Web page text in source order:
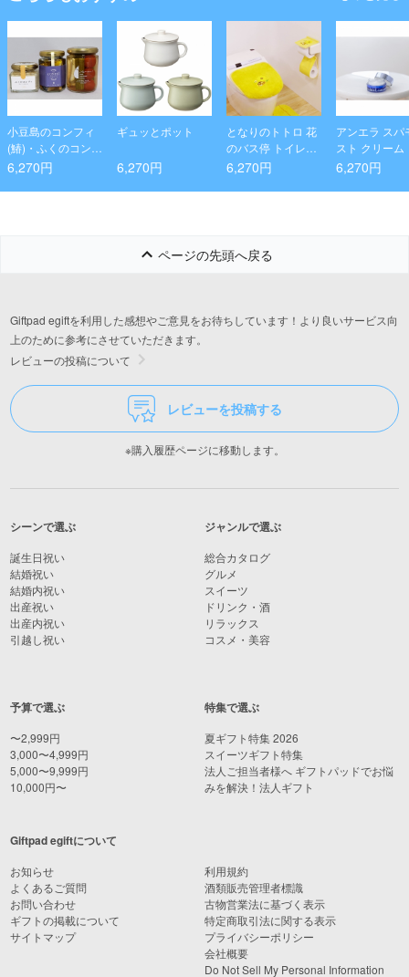
小豆島のコンフィ
(鰆)・ふくのコンフ
ィ(プレーン)・野菜
ピクルス和風MIX)
6,270円
ギュッとポット
6,270円
となりのトトロ 花
のバス停 トイレタ
リー 2点セット
6,270円
アンエラ スパ
スト クリーム
6,270円
ページの先頭へ戻る
Giftpad egiftを利用した感想やご意見をお待ちしています！より良いサービス向
上のために参考にさせていただきます。
レビューの投稿について
レビューを投稿する
※購入履歴ページに移動します。
シーンで選ぶ
誕生日祝い
結婚祝い
結婚内祝い
出産祝い
出産内祝い
引越し祝い
予算で選ぶ
〜2,999円
3,000〜4,999円
5,000〜9,999円
10,000円〜
ジャンルで選ぶ
総合カタログ
グルメ
スイーツ
ドリンク・酒
リラックス
コスメ・美容
特集で選ぶ
夏ギフト特集 2026
スイーツギフト特集
法人ご担当者様へ ギフトパッドでお悩
みを解決！法人ギフト
Giftpad egiftについて
お知らせ
よくあるご質問
お問い合わせ
ギフトの掲載について
サイトマップ
利用規約
酒類販売管理者標識
古物営業法に基づく表示
特定商取引法に関する表示
プライバシーポリシー
会社概要
Do Not Sell My Personal Information